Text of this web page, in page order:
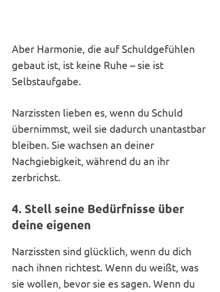
Aber Harmonie, die auf Schuldgefühlen
gebaut ist, ist keine Ruhe – sie ist
Selbstaufgabe.
Narzissten lieben es, wenn du Schuld
übernimmst, weil sie dadurch unantastbar
bleiben. Sie wachsen an deiner
Nachgiebigkeit, während du an ihr
zerbrichst.
4. Stell seine Bedürfnisse über
deine eigenen
Narzissten sind glücklich, wenn du dich
nach ihnen richtest. Wenn du weißt, was
sie wollen, bevor sie es sagen. Wenn du